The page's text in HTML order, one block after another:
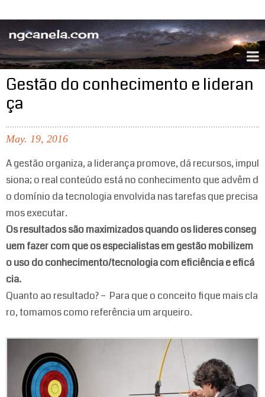
Gestão do conhecimento e lideran
ça
May. 19, 2016
A gestão organiza, a liderança promove, dá recursos, impul
siona; o real conteúdo está no conhecimento que advêm d
o domínio da tecnologia envolvida nas tarefas que precisa
mos executar.
Os resultados são maximizados quando os lideres conseg
uem fazer com que os especialistas em gestão mobilizem
o uso do conhecimento/tecnologia com eficiência e eficá
cia.
Quanto ao resultado? – Para que o conceito fique mais cla
ro, tomamos como referência um arqueiro.